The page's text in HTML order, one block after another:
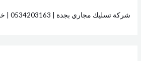
شركة تسليك مجاري بجدة | 0534203163 | خدمة 24 ساعة